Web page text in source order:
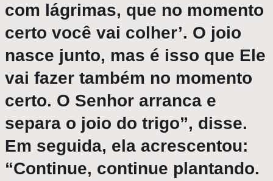
com lágrimas, que no momento
certo você vai colher’. O joio
nasce junto, mas é isso que Ele
vai fazer também no momento
certo. O Senhor arranca e
separa o joio do trigo”, disse.
Em seguida, ela acrescentou:
“Continue, continue plantando.